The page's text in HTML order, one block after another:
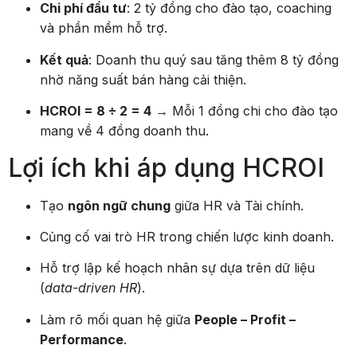
Chi phí đầu tư: 2 tỷ đồng cho đào tạo, coaching
và phần mềm hỗ trợ.
Kết quả: Doanh thu quý sau tăng thêm 8 tỷ đồng
nhờ năng suất bán hàng cải thiện.
HCROI = 8 ÷ 2 = 4 → Mỗi 1 đồng chi cho đào tạo
mang về 4 đồng doanh thu.
Lợi ích khi áp dụng HCROI
Tạo ngôn ngữ chung giữa HR và Tài chính.
Củng cố vai trò HR trong chiến lược kinh doanh.
Hỗ trợ lập kế hoạch nhân sự dựa trên dữ liệu
(data-driven HR).
Làm rõ mối quan hệ giữa People – Profit –
Performance